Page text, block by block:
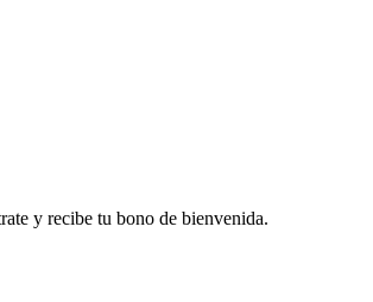
y recibe tu bono de bienvenida.